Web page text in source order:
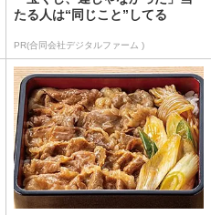
たる人は“同じこと”してる
PR(合同会社デジタルファーム )